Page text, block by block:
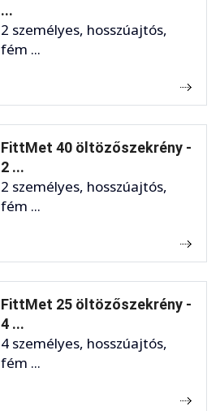
...
2 személyes, hosszúajtós,
fém ...
FittMet 40 öltözőszekrény -
2 ...
2 személyes, hosszúajtós,
fém ...
FittMet 25 öltözőszekrény -
4 ...
4 személyes, hosszúajtós,
fém ...